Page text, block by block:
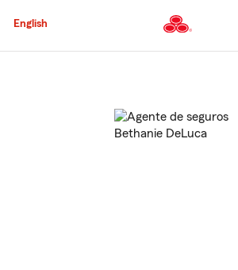
al
principal
English